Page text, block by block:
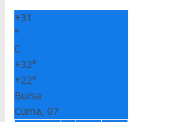
+31
°
C
+32°
+22°
Bursa
Cuma, 07